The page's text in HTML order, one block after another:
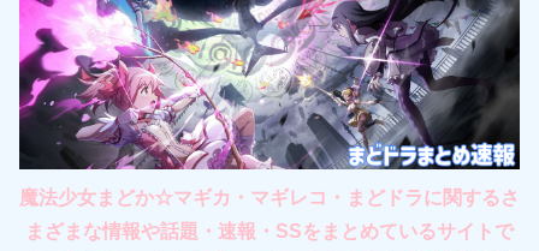
魔法少女まどか☆マギカ・マギレコ・まどドラに関するさ
まざまな情報や話題・速報・SSをまとめているサイトで